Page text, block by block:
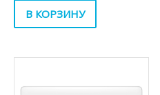
В КОРЗИНУ